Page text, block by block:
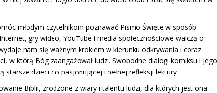
młodym czytelnikom poznawać Pismo Święte w sposób
gry wideo, YouTube i media społecznościowe walczą o
nam się ważnym krokiem w kierunku odkrywania i coraz
w którą Bóg zaangażował ludzi. Swobodne dialogi komiksu i jego
starsze dzieci do pasjonującej i pełnej refleksji lektury.
Biblii, zrodzone z wiary i talentu ludzi, dla których jest ona